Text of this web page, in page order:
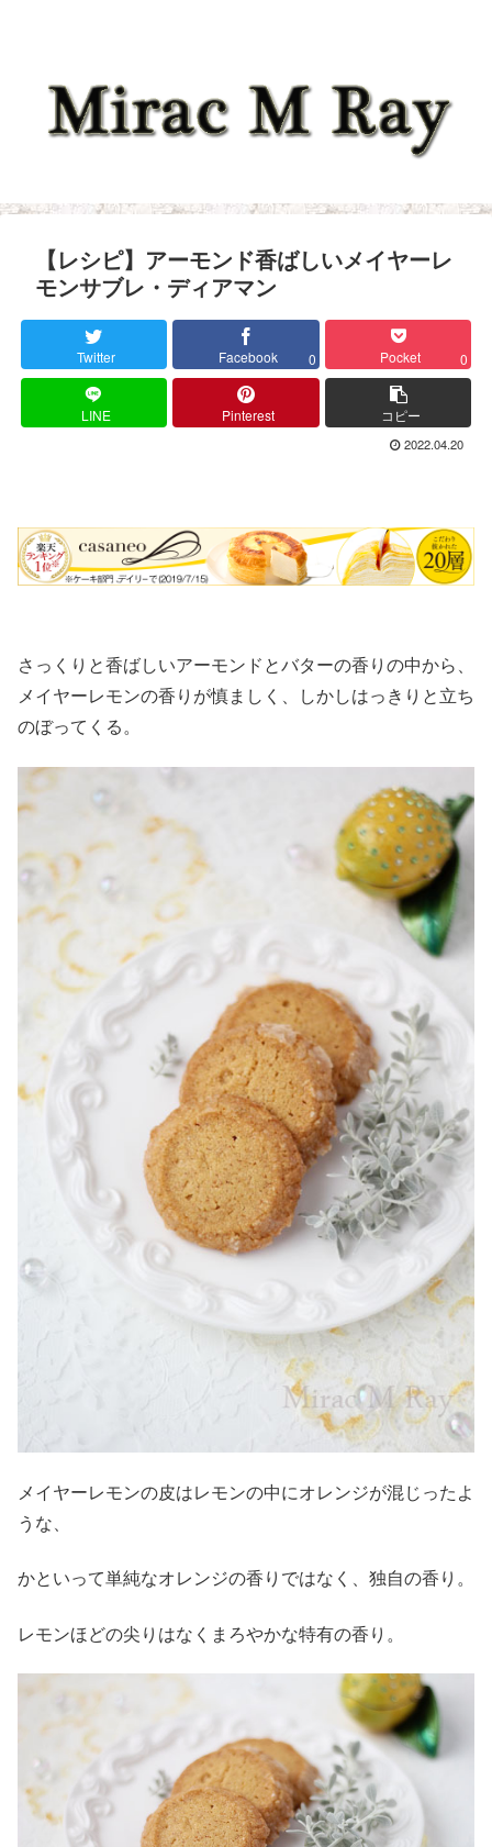
【レシピ】アーモンド香ばしいメイヤーレ
モンサブレ・ディアマン
Twitter Facebook 0 Pocket 0
LINE Pinterest コピー
2022.04.20
さっくりと香ばしいアーモンドとバターの香りの中から、
メイヤーレモンの香りが慎ましく、しかしはっきりと立ち
のぼってくる。
メイヤーレモンの皮はレモンの中にオレンジが混じったよ
うな、
かといって単純なオレンジの香りではなく、独自の香り。
レモンほどの尖りはなくまろやかな特有の香り。